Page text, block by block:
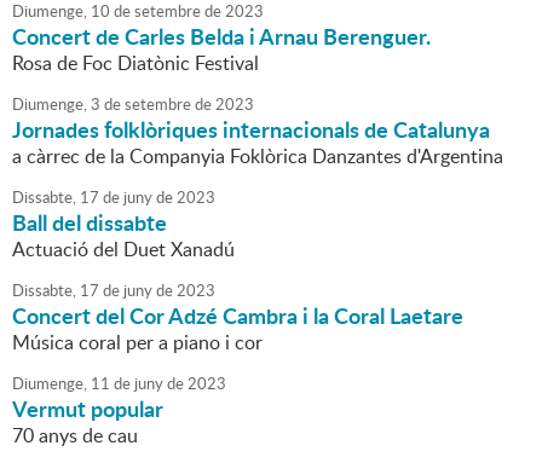
Diumenge, 10 desetembrede2023
Concert de Carles Belda i Arnau Berenguer.
Rosa de Foc Diatònic Festival
Diumenge,3 desetembrede2023
Jornades folklòriques internacionals de Catalunya
a càrrec de la Companyia Foklòrica Danzantes d'Argentina
Dissabte, 17 de junyde2023
Ball del dissabte
Actuació del Duet Xanadú
Dissabte, 17 de junyde2023
Concert del Cor Adzé Cambra i la Coral Laetare
Música coral per a piano i cor
Diumenge, 11 de junyde2023
Vermut popular
70 anys de cau